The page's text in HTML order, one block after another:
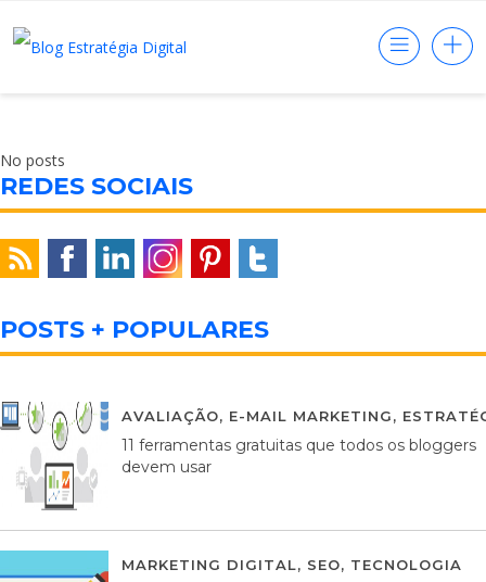
No posts
REDES SOCIAIS
POSTS + POPULARES
AVALIAÇÃO, E-MAIL MARKETING,
11 ferramentas gratuitas que todos os bloggers
devem usar
MARKETING DIGITAL, SEO, TECNOLOGIA